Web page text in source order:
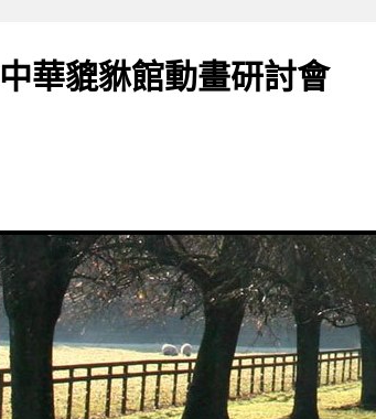
主
中華貔貅館動畫研討會